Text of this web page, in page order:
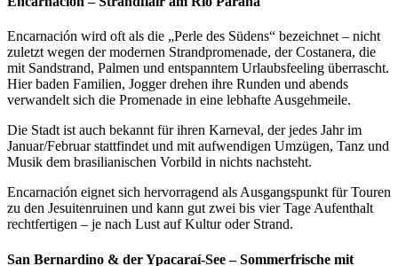
Encarnación wird oft als die „Perle des Südens“ bezeichnet – nicht
zuletzt wegen der modernen Strandpromenade, der Costanera, die
mit Sandstrand, Palmen und entspanntem Urlaubsfeeling überrascht.
Hier baden Familien, Jogger drehen ihre Runden und abends
verwandelt sich die Promenade in eine lebhafte Ausgehmeile.
Die Stadt ist auch bekannt für ihren Karneval, der jedes Jahr im
Januar/Februar stattfindet und mit aufwendigen Umzügen, Tanz und
Musik dem brasilianischen Vorbild in nichts nachsteht.
Encarnación eignet sich hervorragend als Ausgangspunkt für Touren
zu den Jesuitenruinen und kann gut zwei bis vier Tage Aufenthalt
rechtfertigen – je nach Lust auf Kultur oder Strand.
San Bernardino & der Ypacaraí-See – Sommerfrische mit